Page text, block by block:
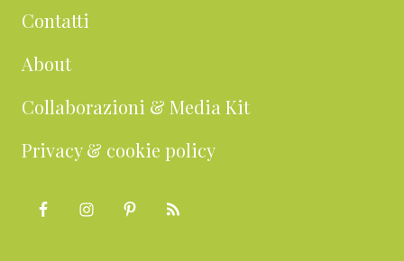
Contatti
About
Collaborazioni & Media Kit
Privacy & cookie policy